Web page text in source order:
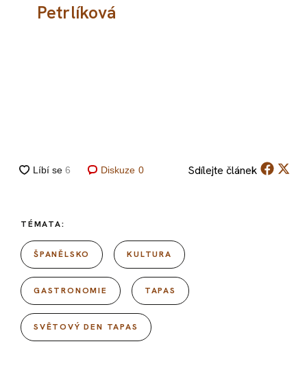
Petrlíková
Diskuze 0 Sdílejte článek
TÉMATA:
ŠPANĚLSKO KULTURA
GASTRONOMIE TAPAS
SVĚTOVÝ DEN TAPAS